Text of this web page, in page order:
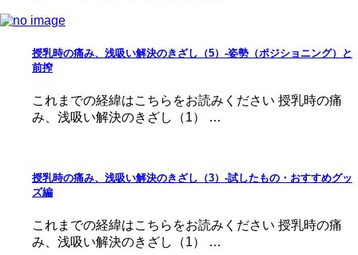
授乳時の痛み、浅吸い解決のきざし（5）-姿勢（ポジショニング）と
前搾
これまでの経緯はこちらをお読みください 授乳時の痛
み、浅吸い解決のきざし（1） …
授乳時の痛み、浅吸い解決のきざし（3）-試したもの・おすすめグッ
ズ編
これまでの経緯はこちらをお読みください 授乳時の痛
み、浅吸い解決のきざし（1） …